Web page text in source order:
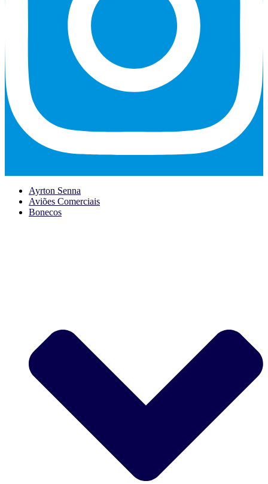
Ayrton Senna
Aviões Comerciais
Bonecos